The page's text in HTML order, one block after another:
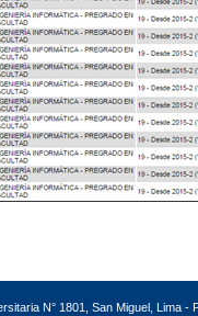
N° 1801, San Miguel, Lima -